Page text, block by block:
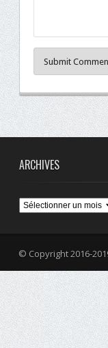
Submit
ARCHIVES
Archives
© Copyright 2016-